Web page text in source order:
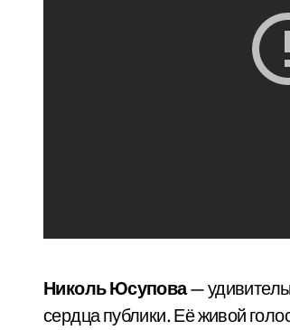
Николь Юсупова—
сердца публики. Её живой